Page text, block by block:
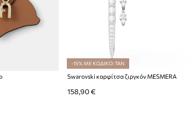
-15% ΜΕ ΚΩΔΙΚΟ: TAN
Swarovski καρφίτσα ζιργκόν MESMERA
158,90 €